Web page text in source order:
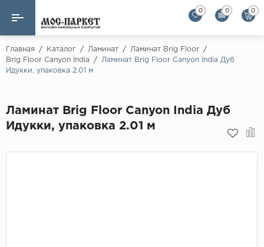
Назад
Ламинат
Назад
Alloc
Alpine Floor
Паркетная доска
0 0 0
Главная / Каталог / Ламинат / Ламинат Brig Floor
/
Brig Floor Canyon India
/
Ламинат Brig Floor Canyon India Дуб
Идукки, упаковка 2.01 м
Ламинат Brig Floor Canyon India Дуб
Идукки, упаковка 2.01 м